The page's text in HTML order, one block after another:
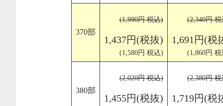
370部
(1,990円 税込)
1,437円(税抜)
(1,580円 税込)
(2,340円
1,691円(税
(1,860円
380部
(2,020円 税込)
1,455円(税抜)
(2,380円
1,719円(税